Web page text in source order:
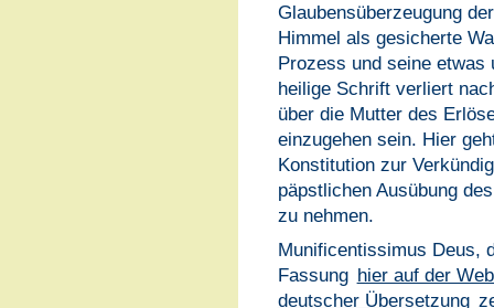
Glaubensüberzeugung
Himmel als gesicherte
Prozess und seine etwas
heilige Schrift verliert
über die Mutter des
einzugehen sein. Hier
Konstitution zur
päpstlichen Ausübung
zu nehmen.
Munificentissimus Deus,
Fassung hier auf der
deutscher Übersetzung